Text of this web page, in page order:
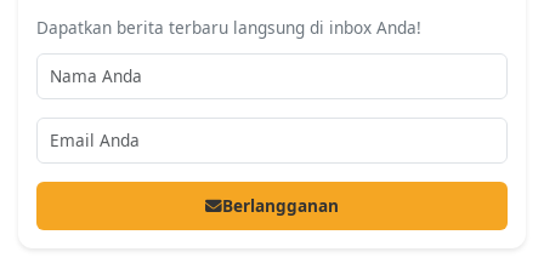
Dapatkan berita terbaru langsung di inbox Anda!
Berlangganan